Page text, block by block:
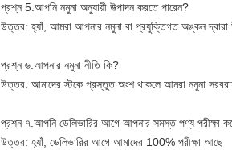
প্রশ্ন 5.আপনি নমুনা অনুযায়ী উত্পাদন করতে পারেন?
উত্তর: হ্যাঁ, আমরা আপনার নমুনা বা প্রযুক্তিগত অঙ্কন দ্বারা
প্রশ্ন ৬.আপনার নমুনা নীতি কি?
উত্তর: আমাদের স্টকে প্রস্তুত অংশ থাকলে আমরা নমুনা
প্রশ্ন ৭.আপনি ডেলিভারির আগে আপনার সমস্ত পণ্য পরীক্ষা
উত্তর: হ্যাঁ, ডেলিভারির আগে আমাদের 100% পরীক্ষা আছে